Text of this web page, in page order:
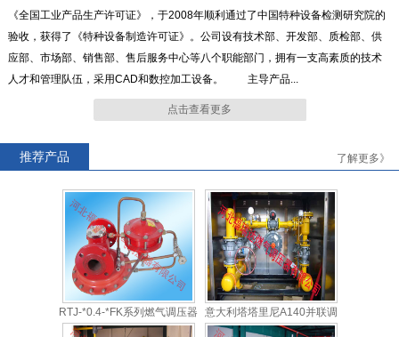
《全国工业产品生产许可证》，于2008年顺利通过了中国特种设备检测研究院的
验收，获得了《特种设备制造许可证》。公司设有技术部、开发部、质检部、供
应部、市场部、销售部、售后服务中心等八个职能部门，拥有一支高素质的技术
人才和管理队伍，采用CAD和数控加工设备。 主导产品...
点击查看更多
推荐产品 了解更多》
RTZ-*/0.4FQ系列燃气调压器 RTZ-*/0.4-*A系列燃气调压器
器
RTJ-*0.4-*FK系列燃气调压器
意大利塔塔里尼A140并联调
压柜